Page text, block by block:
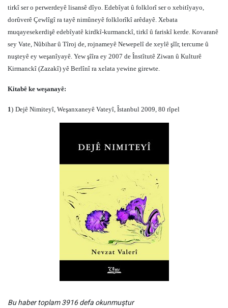
tirkî ser o perwerdeyê lisansê dîyo. Edebîyat û folklorî ser o xebitîyayo,
dorûverê Çewlîgî ra tayê nimûneyê folklorîkî arêdayê. Xebata
muqayesekerdişê edebîyatê kirdkî-kurmanckî, tirkî û fariskî kerde. Kovaranê
sey Vate, Nûbihar û Tîroj de, rojnameyê Newepelî de xeylê şîîr, tercume û
nuşteyê ey weşanîyayê. Yew şîîra ey 2007 de Înstîtutê Ziwan û Kulturê
Kirmanckî (Zazakî) yê Berlînî ra xelata yewine girewte.
Kitabê ke weşanayê:
1) Dejê Nimiteyî, Weşanxaneyê Vateyî, Îstanbul 2009, 80 rîpel
Bu haber toplam 3916 defa okunmuştur